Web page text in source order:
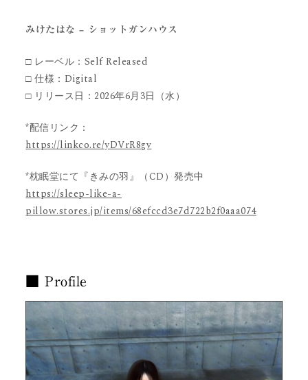
みけたはな – ショットガンハウス
□ レーベル：Self Released
□ 仕様：Digital
□ リリース日：2026年6月3日（水）
*配信リンク：
https://linkco.re/yDVrR8gv
*枕眠堂にて『きみの羽』（CD）発売中
https://sleep-like-a-
pillow.stores.jp/items/68efccd3e7d722b2f0aaa074
■ Profile